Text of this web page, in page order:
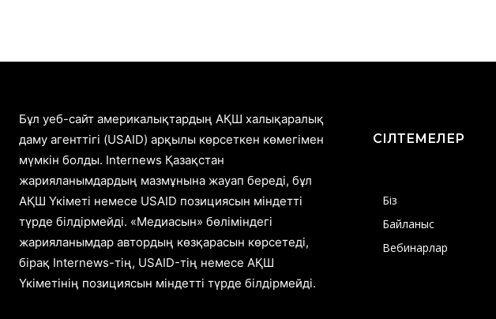
Бұл уеб-сайт америкалықтардың АҚШ халықаралық
даму агенттігі (USAID) арқылы көрсеткен көмегімен
мүмкін болды. Internews Қазақстан
жарияланымдардың мазмұнына жауап береді, бұл
АҚШ Үкіметі немесе USAID позициясын міндетті
түрде білдірмейді. «Медиасын» бөліміндегі
жарияланымдар автордың көзқарасын көрсетеді,
бірақ Internews-тің, USAID-тің немесе АҚШ
Үкіметінің позициясын міндетті түрде білдірмейді.
СІЛТЕМЕЛЕР
Біз
Байланыс
Вебинарлар